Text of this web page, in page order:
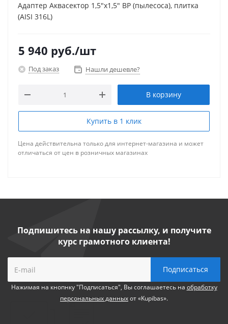
Адаптер Аквасектор 1,5"х1,5" ВР (пылесоса), плитка
(AISI 316L)
5 940 руб./шт
Под заказ Нашли дешевле?
В корзину
Купить в 1 клик
Цена действительна только для интернет-магазина и может
отличаться от цен в розничных магазинах
Подпишитесь на нашу рассылку, и получите
курс грамотного клиента!
Нажимая на кнопнку "Подписаться", Вы соглашаетесь на обработку
персональных данныхот «Kupibas».